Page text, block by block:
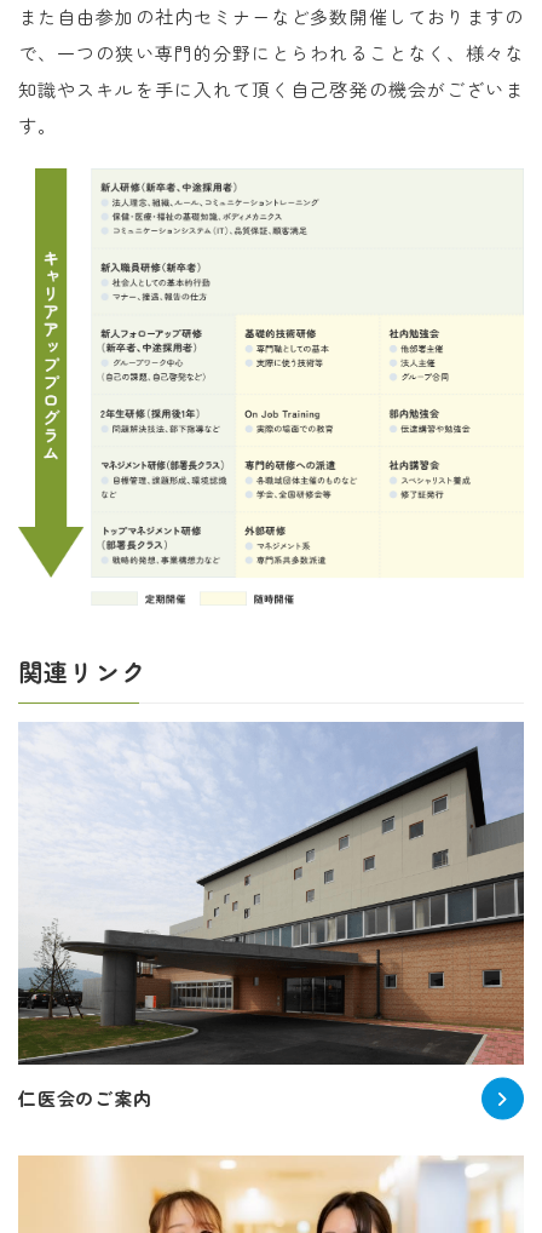
また自由参加の社内セミナーなど多数開催しておりますの
で、一つの狭い専門的分野にとらわれることなく、様々な
知識やスキルを手に入れて頂く自己啓発の機会がございま
す。
関連リンク
仁医会のご案内